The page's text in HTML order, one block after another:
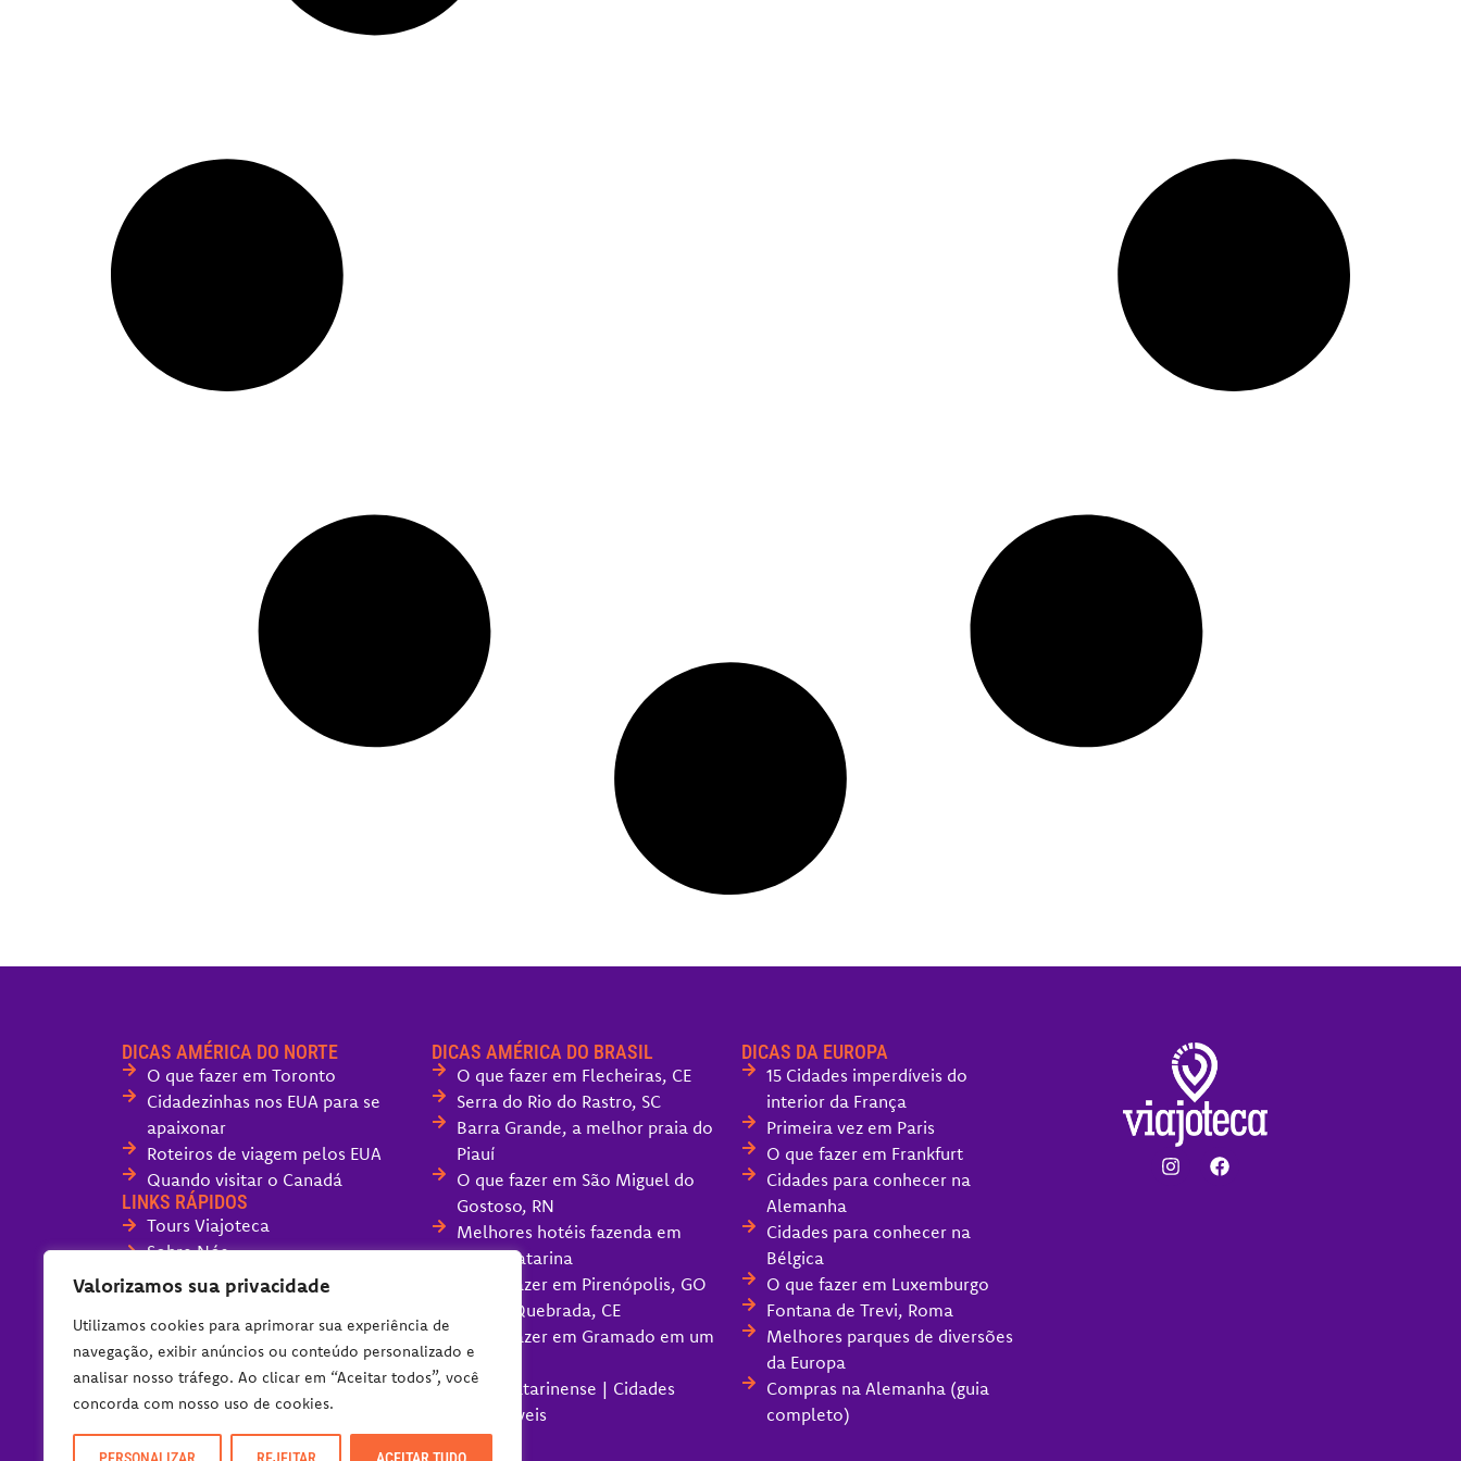
Valorizamos sua privacidade
Utilizamos cookies para aprimorar sua experiência de
navegação, exibir anúncios ou conteúdo personalizado e
analisar nosso tráfego. Ao clicar em “Aceitar todos”, você
concorda com nosso uso de cookies.
DICAS AMÉRICA DO NORTE
O que fazer em Toronto
Cidadezinhas nos EUA para se
apaixonar
Roteiros de viagem pelos EUA
Quando visitar o Canadá
LINKS RÁPIDOS
Tours Viajoteca
Sobre Nós
Fale com o Viajoteca
Políticas do Blog
DICAS AMÉRICA DO BRASIL
O que fazer em Flecheiras, CE
Serra do Rio do Rastro, SC
Barra Grande, a melhor praia do
Piauí
O que fazer em São Miguel do
Gostoso, RN
Melhores hotéis fazenda em
Santa Catarina
O que fazer em Pirenópolis, GO
Canoa Quebrada, CE
O que fazer em Gramado em um
dia
Serra Catarinense | Cidades
Imperdíveis
DICAS DA EUROPA
15 Cidades imperdíveis do
interior da França
Primeira vez em Paris
O que fazer em Frankfurt
Cidades para conhecer na
Alemanha
Cidades para conhecer na
Bélgica
O que fazer em Luxemburgo
Fontana de Trevi, Roma
Melhores parques de diversões
da Europa
Compras na Alemanha (guia
completo)